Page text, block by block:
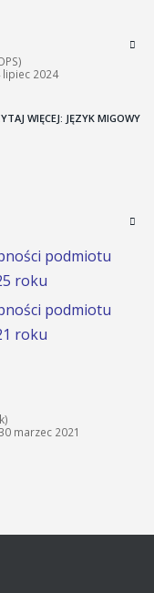
2024
WIĘCEJ: JĘZYK MIGOWY
podmiotu
roku
podmiotu
roku
marzec 2021